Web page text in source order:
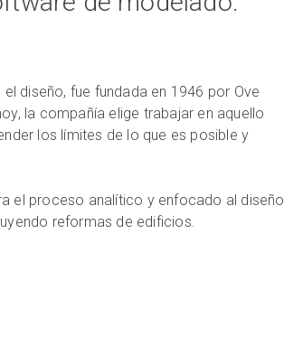
diseño, fue fundada en 1946 por Ove
la compañía elige trabajar en aquello
los límites de lo que es posible y
el proceso analítico y enfocado al diseño
reformas de edificios.